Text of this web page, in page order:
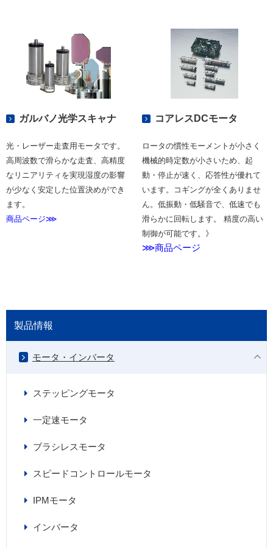
ガルバノ光学スキャナ
光・レーザー走査用モータです。
高周波数で滑らかな走査、高精度
なリニアリティを実現湿度の影響
が少なく安定した位置決めができ
ます。
商品ページ⋙
コアレスDCモータ
ロータの慣性モーメントが小さく
機械的時定数が小さいため、起
動・停止が速く、応答性が優れて
います。コギングが全くありませ
ん。低振動・低騒音で、低速でも
滑らかに回転します。 精度の高い
制御が可能です。》
⋙商品ページ
製品情報
モータ・インバータ
ステッピングモータ
一定速モータ
ブラシレスモータ
スピードコントロールモータ
IPMモータ
インバータ